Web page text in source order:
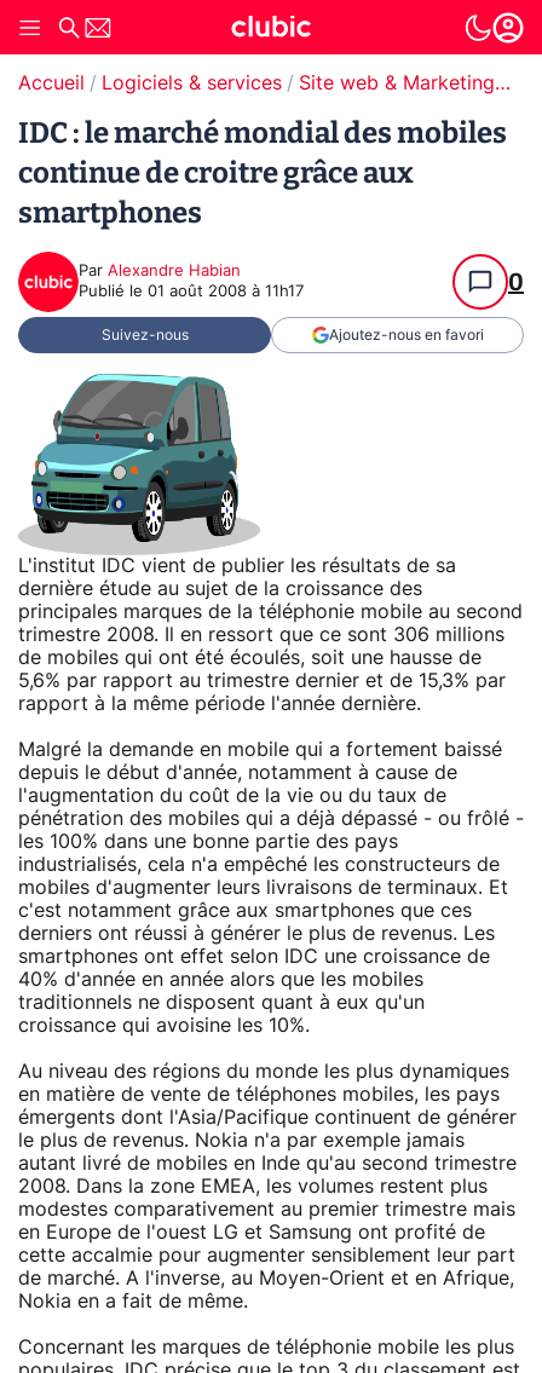
Accueil Logiciels & services Site web & Marketing Digital
IDC : le marché mondial des mobiles
continue de croitre grâce aux
smartphones
Par Alexandre Habian
Publié le 01 août 2008 à 11h17 0
Suivez-nous Ajoutez-nous en favori
L'institut IDC vient de publier les résultats de sa
dernière étude au sujet de la croissance des
principales marques de la téléphonie mobile au second
trimestre 2008. Il en ressort que ce sont 306 millions
de mobiles qui ont été écoulés, soit une hausse de
5,6% par rapport au trimestre dernier et de 15,3% par
rapport à la même période l'année dernière.
Malgré la demande en mobile qui a fortement baissé
depuis le début d'année, notamment à cause de
l'augmentation du coût de la vie ou du taux de
pénétration des mobiles qui a déjà dépassé - ou frôlé -
les 100% dans une bonne partie des pays
industrialisés, cela n'a empêché les constructeurs de
mobiles d'augmenter leurs livraisons de terminaux. Et
c'est notamment grâce aux smartphones que ces
derniers ont réussi à générer le plus de revenus. Les
smartphones ont effet selon IDC une croissance de
40% d'année en année alors que les mobiles
traditionnels ne disposent quant à eux qu'un
croissance qui avoisine les 10%.
Au niveau des régions du monde les plus dynamiques
en matière de vente de téléphones mobiles, les pays
émergents dont l'Asia/Pacifique continuent de générer
le plus de revenus. Nokia n'a par exemple jamais
autant livré de mobiles en Inde qu'au second trimestre
2008. Dans la zone EMEA, les volumes restent plus
modestes comparativement au premier trimestre mais
en Europe de l'ouest LG et Samsung ont profité de
cette accalmie pour augmenter sensiblement leur part
de marché. A l'inverse, au Moyen-Orient et en Afrique,
Nokia en a fait de même.
Concernant les marques de téléphonie mobile les plus